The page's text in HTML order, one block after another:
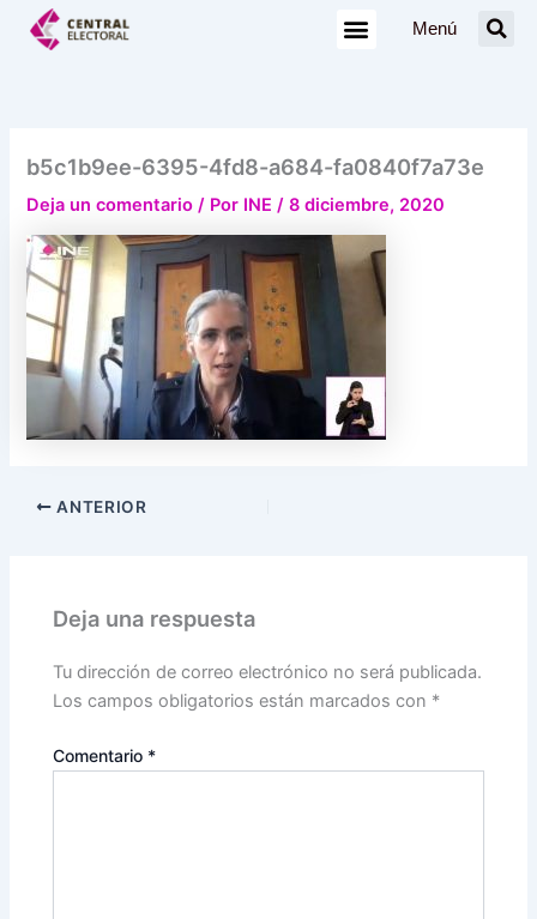
Menú
b5c1b9ee-6395-4fd8-a684-fa0840f7a73e
Deja un comentario / Por INE/8 diciembre, 2020
ANTERIOR
Deja una respuesta
Tu dirección de correo electrónico no será publicada.
Los campos obligatorios están marcados con *
Comentario *